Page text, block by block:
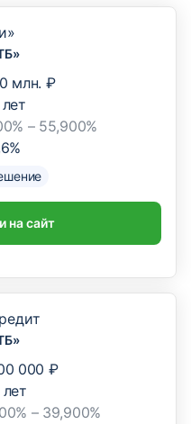
млн. ₽
– 55,900%
%
на сайт
000 ₽
лет
– 39,900%